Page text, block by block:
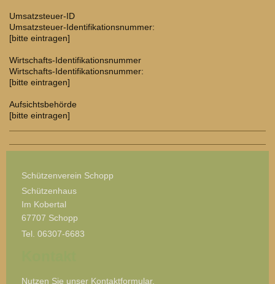
Umsatzsteuer-ID
Umsatzsteuer-Identifikationsnummer:
[bitte eintragen]
Wirtschafts-Identifikationsnummer
Wirtschafts-Identifikationsnummer:
[bitte eintragen]
Aufsichtsbehörde
[bitte eintragen]
Schützenverein Schopp
Schützenhaus
Im Kobertal
67707 Schopp
Tel. 06307-6683
Nutzen Sie unser Kontaktformular.